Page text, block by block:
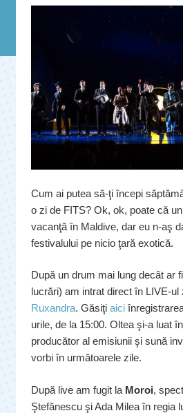
Cum ai putea să-ţi începi
o zi de FITS? Ok, ok, poate că
vacanţă în Maldive, dar eu n-aş
festivalului pe nicio ţară exotică.
După un drum mai lung decât ar
lucrări) am intrat direct în LIVE-ul
Ruxandra. Găsiţi aici
urile, de la 15:00. Oltea şi-a luat
producător al emisiunii şi sună
vorbi în următoarele zile.
După live am fugit la Moroi,
Ştefănescu şi Ada Milea în regia